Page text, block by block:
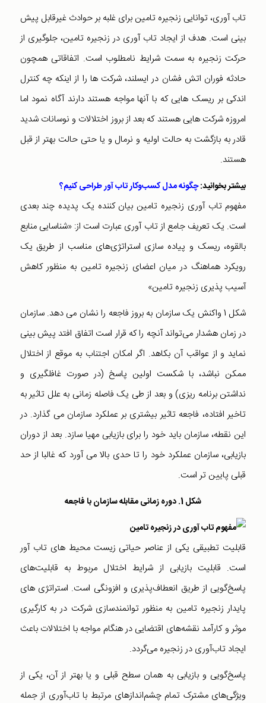
تاب آوری، توانایی زنجیره تامین برای غلبه بر حوادث غیرقابل پیش
بینی است. هدف از ایجاد تاب آوری در زنجیره تامین، جلوگیری از
حرکت زنجیره به سمت شرایط نامطلوب است. اتفاقاتی همچون
حادثه فوران اتش فشان در ایسلند، شرکت ها را از اینکه چه کنترل
اندکی بر ریسک هایی که با آنها مواجه هستند دارند آگاه نمود اما
امروزه شرکت هایی هستند که بعد از بروز اختلالات و نوسانات شدید
قادر به بازگشت به حالت اولیه و نرمال و یا حتی حالت بهتر از قبل
هستند.
بیشتر بخوانید:چگونه مدل کسب‌و‌کار تاب آور طراحی کنیم؟
مفهوم تاب آوری زنجیره تامین بیان کننده یک پدیده چند بعدی
است. یک تعریف جامع از تاب آوری عبارت است از: «شناسایی منابع
بالقوه، ریسک و پیاده سازی استراتژی‌های مناسب از طریق یک
رویکرد هماهنگ در میان اعضای زنجیره تامین به منظور کاهش
آسیب پذیری زنجیره تامین»
شکل 1 واکنش یک سازمان به بروز فاجعه را نشان می دهد. سازمان
در زمان هشدار می‌تواند آنچه را که قرار است اتفاق افتد پیش بینی
نماید و از عواقب آن بکاهد. اگر امکان اجتناب به موقع از اختلال
ممکن نباشد، با شکست اولین پاسخ (در صورت غافلگیری و
نداشتن برنامه ریزی) و بعد از طی یک فاصله زمانی به علل تاثیر به
تاخیر افتاده، فاجعه تاثیر بیشتری بر عملکرد سازمان می گذارد. در
این نقطه، سازمان باید خود را برای بازیابی مهیا سازد. بعد از دوران
بازیابی، سازمان عملکرد خود را تا حدی بالا می آورد که غالبا از حد
قبلی پایین تر است.
شکل 1. دوره زمانی مقابله سازمان با فاجعه
قابلیت تطبیقی یکی از عناصر حیاتی زیست محیط های تاب آور
است. قابلیت بازیابی از شرایط اختلال مربوط به قابلیت‌های
پاسخ‌گویی از طریق انعطاف‌پذیری و افزونگی است. استراتژی های
پایدار زنجیره تامین به منظور توانمندسازی شرکت در به کارگیری
موثر و کارآمد نقشه‌های اقتضایی در هنگام مواجه با اختلالات باعث
ایجاد تاب‌آوری در زنجیره می‌گردد.
پاسخ‌گویی و بازیابی به همان سطح قبلی و یا بهتر از آن، یکی از
ویژگی‌های مشترک تمام چشم‌اندازهای مرتبط با تاب‌آوری از جمله